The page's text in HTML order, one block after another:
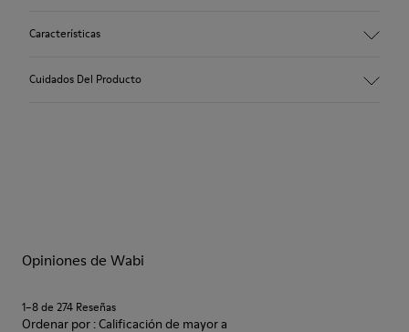
Características
Cuidados Del Producto
Si deseas obtener información detallada sobre cómo cuidar de
Opiniones de Wabi
1–8 de 274 Reseñas
Ordenar por : Calificación de mayor a